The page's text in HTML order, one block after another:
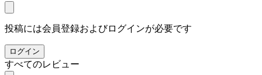
投稿には会員登録およびログインが必要です
ログイン
すべてのレビュー